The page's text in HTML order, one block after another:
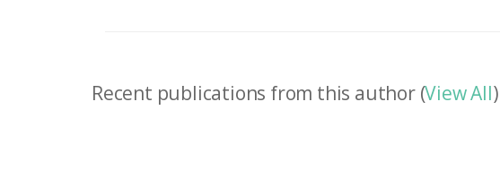
Recent publications from this author (View All)